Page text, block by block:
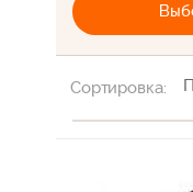
Сортировка: